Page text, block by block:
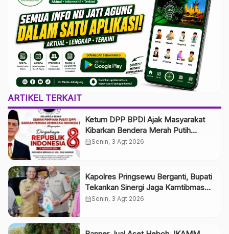
ARTIKEL TERKAIT
Ketum DPP BPDI Ajak Masyarakat
Kibarkan Bendera Merah Putih
Selama Agustus, Wujudkan
calendar_monthSenin, 3 Agt 2026
Kapolres Pringsewu Berganti, Bupati
Tekankan Sinergi Jaga Kamtibmas
dan Pelayanan Publik
calendar_monthSenin, 3 Agt 2026